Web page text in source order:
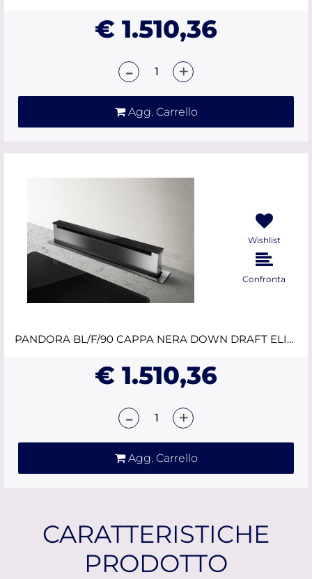
€ 1.510,36
Agg. Carrello
Wishlist
Confronta
PANDORA BL/F/90 CAPPA NERA DOWN DRAFT ELICA
€ 1.510,36
Agg. Carrello
CARATTERISTICHE
PRODOTTO